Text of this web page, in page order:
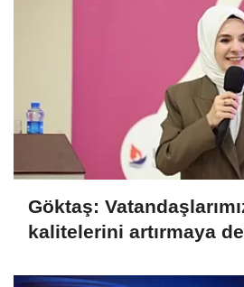
Göktaş:
kalitelerini artırmaya